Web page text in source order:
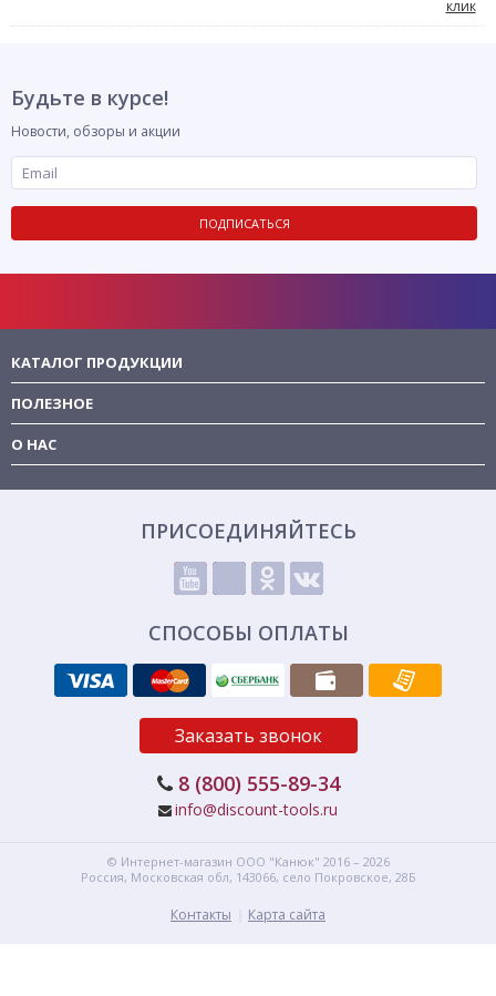
клик
Будьте в курсе!
Новости, обзоры и акции
ПОДПИСАТЬСЯ
КАТАЛОГ ПРОДУКЦИИ
ПОЛЕЗНОЕ
О НАС
ПРИСОЕДИНЯЙТЕСЬ
СПОСОБЫ ОПЛАТЫ
Заказать звонок
8 (800) 555-89-34
info@discount-tools.ru
© Интернет-магазин ООО "Канюк" 2016 – 2026
Россия, Московская обл, 143066, село Покровское, 28Б
Контакты Карта сайта